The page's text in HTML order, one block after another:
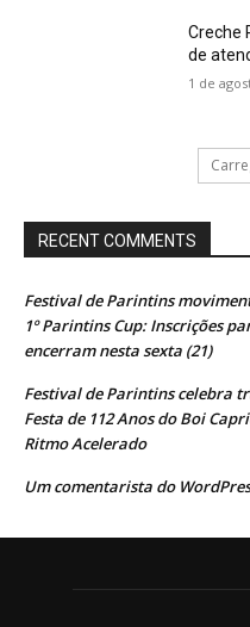
Creche
de
1 de
RECENT COMMENTS
Festival de Parintins
1º Parintins Cup: Inscrições
encerram nesta sexta (21)
Festival de Parintins celebra
Festa de 112 Anos do Boi
Ritmo Acelerado
Um comentarista do